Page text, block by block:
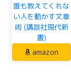
誰も教えてくれな
い人を動かす文章
術 (講談社現代新
書)
amazon